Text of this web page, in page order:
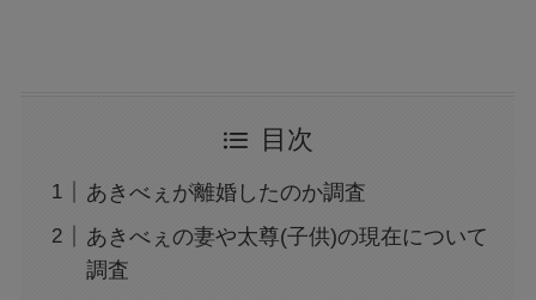
目次
あきべぇが離婚したのか調査
あきべぇの妻や太尊(子供)の現在について
調査